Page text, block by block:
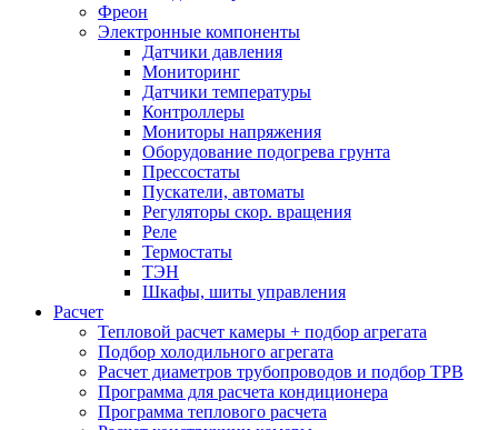
Фреон
Электронные компоненты
Датчики давления
Мониторинг
Датчики температуры
Контроллеры
Мониторы напряжения
Оборудование подогрева грунта
Прессостаты
Пускатели, автоматы
Регуляторы скор. вращения
Реле
Термостаты
ТЭН
Шкафы, шиты управления
Расчет
Тепловой расчет камеры + подбор агрегата
Подбор холодильного агрегата
Расчет диаметров трубопроводов и подбор ТРВ
Программа для расчета кондиционера
Программа теплового расчета